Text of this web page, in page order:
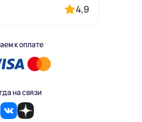
4,9
к оплате
на связи